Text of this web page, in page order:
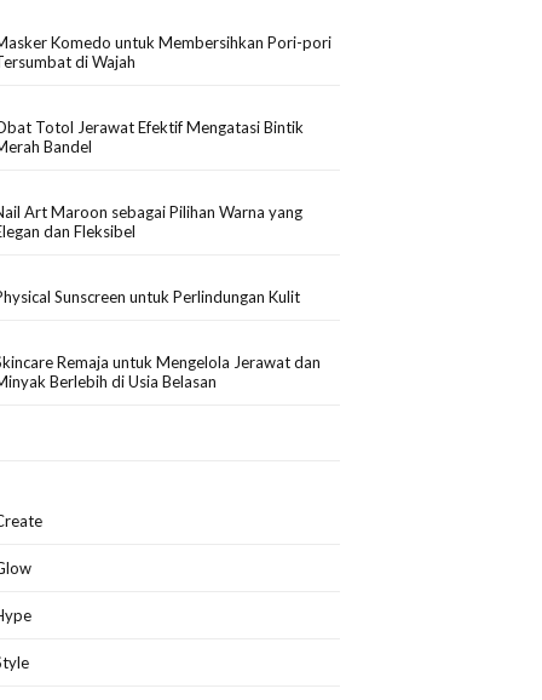
Komedo untuk Membersihkan Pori-pori
di Wajah
Totol Jerawat Efektif Mengatasi Bintik
Bandel
Art Maroon sebagai Pilihan Warna yang
dan Fleksibel
Sunscreen untuk Perlindungan Kulit
Remaja untuk Mengelola Jerawat dan
Berlebih di Usia Belasan